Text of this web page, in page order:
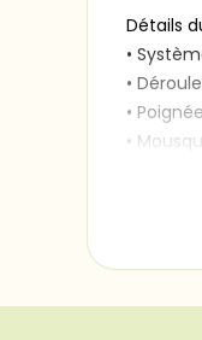
Détails
•
•
•
•